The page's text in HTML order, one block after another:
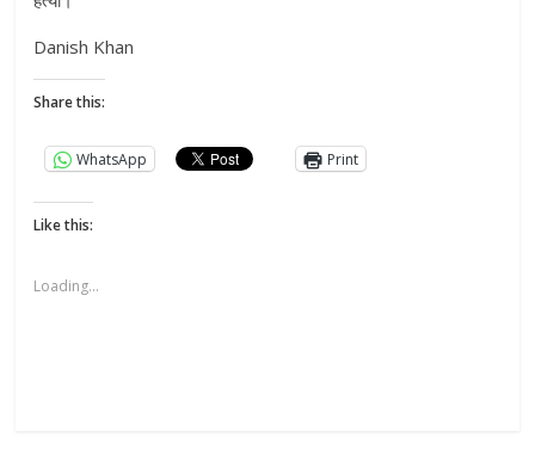
Danish Khan
Share this:
WhatsApp Print
Like this:
Loading...